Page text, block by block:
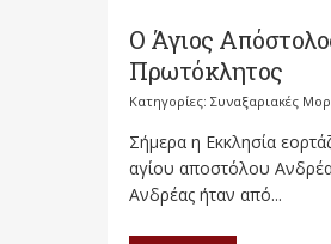
Ο Άγιος
Πρωτόκλητος
Κατηγορίες: Συναξαριακές
Σήμερα η Εκκλησία
αγίου αποστόλου
Ανδρέας ήταν από...